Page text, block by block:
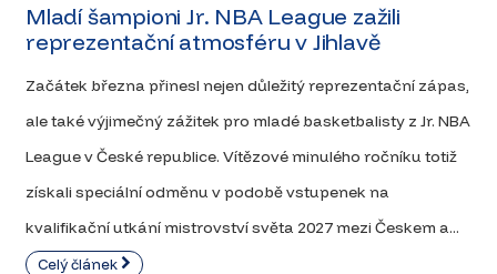
Mladí šampioni Jr. NBA League zažili
reprezentační atmosféru v Jihlavě
Začátek března přinesl nejen důležitý reprezentační zápas,
ale také výjimečný zážitek pro mladé basketbalisty z Jr. NBA
League v České republice. Vítězové minulého ročníku totiž
získali speciální odměnu v podobě vstupenek na
kvalifikační utkání mistrovství světa 2027 mezi Českem a...
Celý článek